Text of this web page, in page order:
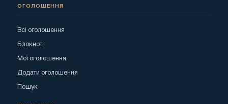
ОГОЛОШЕННЯ
Всі оголошення
Блокнот
Мої оголошення
Додати оголошення
Пошук